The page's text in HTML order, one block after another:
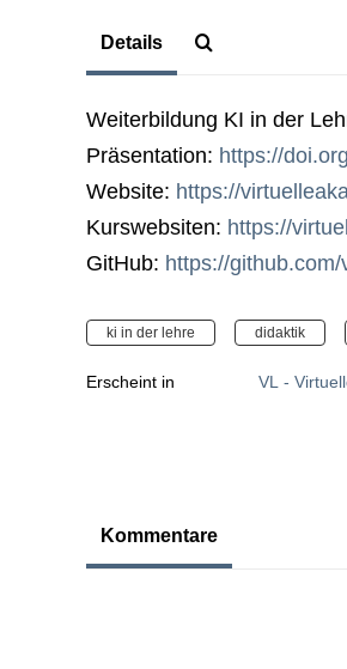
Details
Weiterbildung KI in der
Präsentation: https://
Website: https://
Kurswebsiten: https://
GitHub: https://
ki in der lehre didaktik
Erscheint in VL -
Kommentare